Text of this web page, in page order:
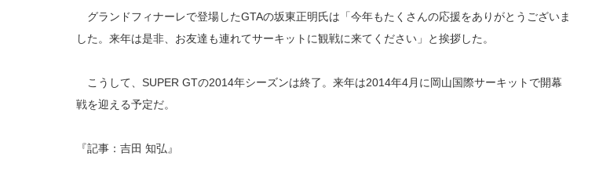
グランドフィナーレで登場したGTAの坂東正明氏は「今年もたくさんの応援をありがとうございま
した。来年は是非、お友達も連れてサーキットに観戦に来てください」と挨拶した。
こうして、SUPER GTの2014年シーズンは終了。来年は2014年4月に岡山国際サーキットで開幕
戦を迎える予定だ。
『記事：吉田 知弘』